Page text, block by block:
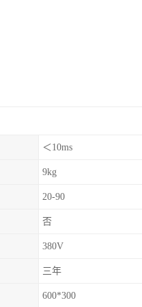
＜10ms
9kg
20-90
否
380V
三年
600*300